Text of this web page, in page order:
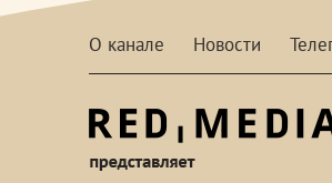
О канале Новости